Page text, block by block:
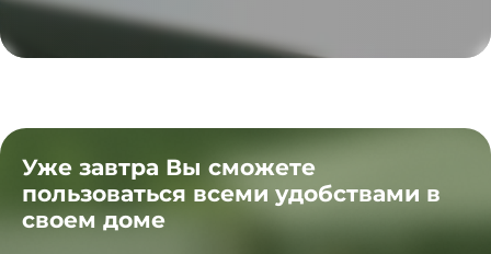
Уже завтра Вы сможете
пользоваться всеми удобствами в
своем доме